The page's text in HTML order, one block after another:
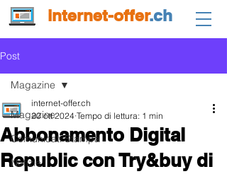
internet-offer.ch
Post
Magazine
Comunicati Stampa
Notizie
Magazine
Abbonamento Digital
Republic con Try&buy di
internet-offer.ch
20 ott 2024 Tempo di lettura: 1 min